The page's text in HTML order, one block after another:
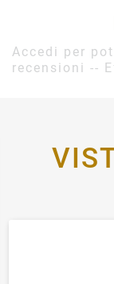
Accedi per
recensioni --